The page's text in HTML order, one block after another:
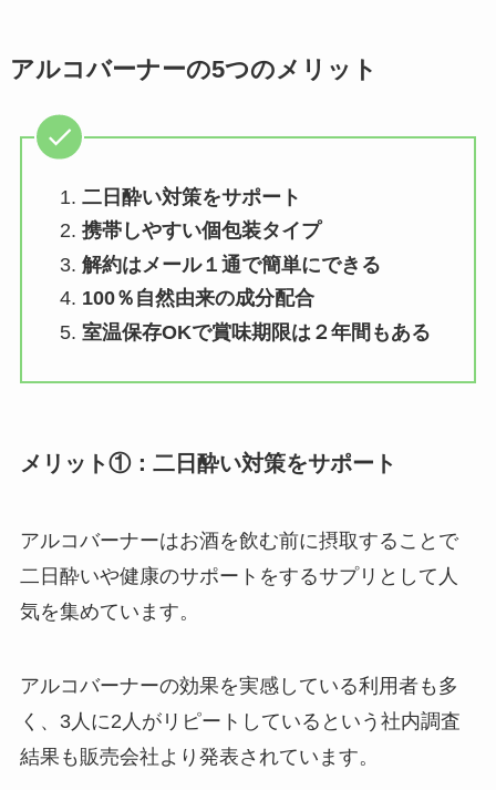
アルコバーナーの5つのメリット
二日酔い対策をサポート
携帯しやすい個包装タイプ
解約はメール１通で簡単にできる
100％自然由来の成分配合
室温保存OKで賞味期限は２年間もある
メリット①：二日酔い対策をサポート
アルコバーナーはお酒を飲む前に摂取することで
二日酔いや健康のサポートをするサプリとして人
気を集めています。
アルコバーナーの効果を実感している利用者も多
く、3人に2人がリピートしているという社内調査
結果も販売会社より発表されています。